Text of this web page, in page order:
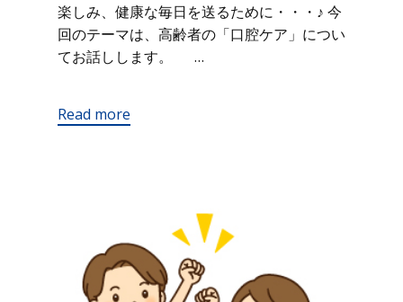
楽しみ、健康な毎日を送るために・・・♪ 今
回のテーマは、高齢者の「口腔ケア」につい
てお話しします。 …
Read more